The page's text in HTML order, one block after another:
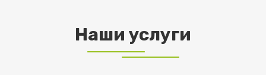
Наши услуги